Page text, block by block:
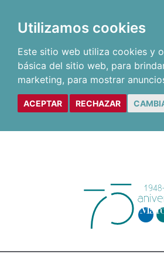
Utilizamos cookies
Este sitio web utiliza cookies y
básica del sitio web, para
marketing, para mostrar
ACEPTAR RECHAZAR